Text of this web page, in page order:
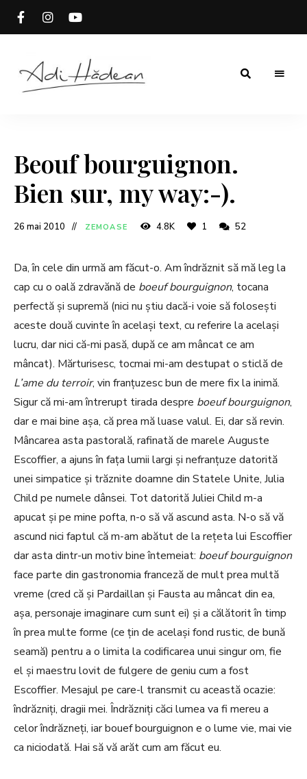
Beouf bourguignon.
Bien sur, my way:-).
26 mai 2010 ZEMOASE 4.8K 1 52
Da, în cele din urmă am făcut-o. Am îndrăznit să mă leg la
cap cu o oală zdravănă de boeuf bourguignon, tocana
perfectă și supremă (nici nu știu dacă-i voie să folosești
aceste două cuvinte în același text, cu referire la același
lucru, dar nici că-mi pasă, după ce am mâncat ce am
mâncat). Mărturisesc, tocmai mi-am destupat o sticlă de
L’ame du terroir, vin franțuzesc bun de mere fix la inimă.
Sigur că mi-am întrerupt tirada despre boeuf bourguignon,
dar e mai bine așa, că prea mă luase valul. Ei, dar să revin.
Mâncarea asta pastorală, rafinată de marele Auguste
Escoffier, a ajuns în fața lumii largi și nefranțuze datorită
unei simpatice și trăznite doamne din Statele Unite, Julia
Child pe numele dânsei. Tot datorită Juliei Child m-a
apucat și pe mine pofta, n-o să vă ascund asta. N-o să vă
ascund nici faptul că m-am abătut de la rețeta lui Escoffier
dar asta dintr-un motiv bine întemeiat: boeuf bourguignon
face parte din gastronomia franceză de mult prea multă
vreme (cred că și Pardaillan și Fausta au mâncat din ea,
așa, personaje imaginare cum sunt ei) și a călătorit în timp
în prea multe forme (ce țin de același fond rustic, de bună
seamă) pentru a o limita la codificarea unui singur om, fie
el și maestru lovit de fulgere de geniu cum a fost
Escoffier. Mesajul pe care-l transmit cu această ocazie:
îndrăzniți, dragii mei. Îndrăzniți căci lumea va fi mereu a
celor îndrăzneți, iar bouef bourguignon e o lume vie, mai vie
ca niciodată. Hai să vă arăt cum am făcut eu.